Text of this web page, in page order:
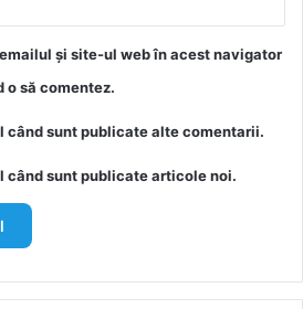
și site-ul web în acest navigator
o să comentez.
când sunt publicate alte comentarii.
când sunt publicate articole noi.